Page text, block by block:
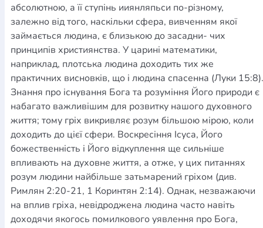
абсолютною, а її ступінь ииянляпьси по-різному,
залежно від того, наскільки сфера, вивченням якої
займається людина, є близькою до засадни- чих
принципів християнства. У царині математики,
наприклад, плотська людина доходить тих же
практичних висновків, що і людина спасенна (Луки 15:8).
Знання про існування Бога та розуміння Його природи є
набагато важливішим для розвитку нашого духовного
життя; тому гріх викривляє розум більшою мірою, коли
доходить до цієї сфери. Воскресіння Ісуса, Його
божественність і Його відкуплення ще сильніше
впливають на духовне життя, а отже, у цих питаннях
розум людини найбільше затьмарений гріхом (див.
Римлян 2:20-21, 1 Коринтян 2:14). Однак, незважаючи
на вплив гріха, невідроджена людина часто навіть
доходячи якогось помилкового уявлення про Бога,